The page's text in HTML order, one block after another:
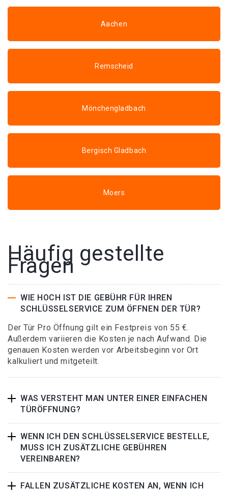
Aachen
Remscheid
Mönchengladbach
Bergisch Gladbach
Moers
Häufig gestellte
Fragen
WIE HOCH IST DIE GEBÜHR FÜR IHREN
SCHLÜSSELSERVICE ZUM ÖFFNEN DER TÜR?
Der Tür Pro Öffnung gilt ein Festpreis von 55 €.
Außerdem variieren die Kosten je nach Aufwand. Die
genauen Kosten werden vor Arbeitsbeginn vor Ort
kalkuliert und mitgeteilt.
WAS VERSTEHT MAN UNTER EINER EINFACHEN
TÜRÖFFNUNG?
WENN ICH DEN SCHLÜSSELSERVICE BESTELLE,
MUSS ICH ZUSÄTZLICHE GEBÜHREN
VEREINBAREN?
FALLEN ZUSÄTZLICHE KOSTEN AN, WENN ICH